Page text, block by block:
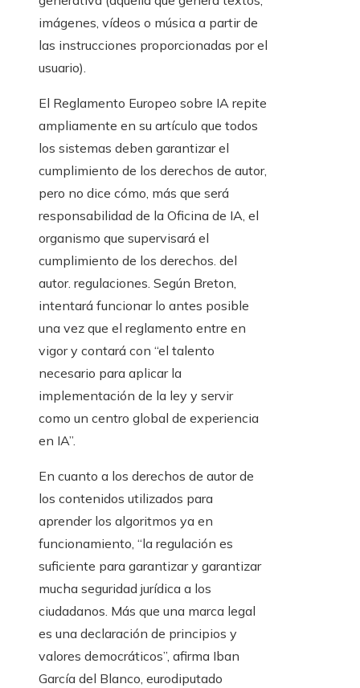
imágenes, vídeos o música a partir de
las instrucciones proporcionadas por el
usuario).
El Reglamento Europeo sobre IA repite
ampliamente en su artículo que todos
los sistemas deben garantizar el
cumplimiento de los derechos de autor,
pero no dice cómo, más que será
responsabilidad de la Oficina de IA, el
organismo que supervisará el
cumplimiento de los derechos. del
autor. regulaciones. Según Breton,
intentará funcionar lo antes posible
una vez que el reglamento entre en
vigor y contará con “el talento
necesario para aplicar la
implementación de la ley y servir
como un centro global de experiencia
en IA”.
En cuanto a los derechos de autor de
los contenidos utilizados para
aprender los algoritmos ya en
funcionamiento, “la regulación es
suficiente para garantizar y garantizar
mucha seguridad jurídica a los
ciudadanos. Más que una marca legal
es una declaración de principios y
valores democráticos”, afirma Iban
García del Blanco, eurodiputado